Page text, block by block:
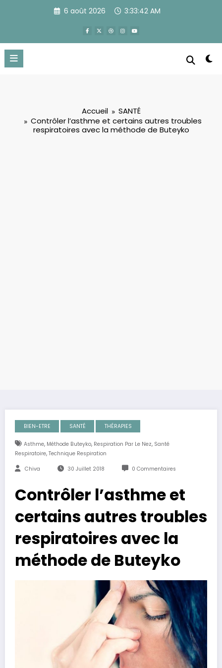
6 août 2026 3:33:43 AM
Accueil
SANTÉ
Contrôler l’asthme et certains autres troubles
respiratoires avec la méthode de Buteyko
BIEN-ETRE SANTÉ THÉRAPIES
Asthme, Méthode Buteyko, Respiration Par Le Nez, Santé
Respiratoire, Technique Respiration
Chiva 30 Juillet 2018 0 Commentaires
Contrôler l’asthme et
certains autres troubles
respiratoires avec la
méthode de Buteyko